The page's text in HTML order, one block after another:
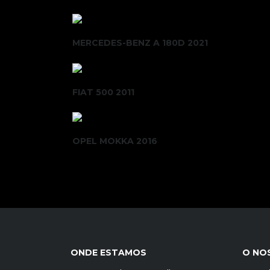
MERCEDES-BENZ A 180D 2021
FIAT 500 2011
OPEL MOKKA 2016
ONDE ESTAMOS
O